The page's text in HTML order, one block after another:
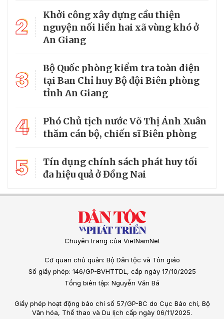
2
Khởi công xây dựng cầu thiện
nguyện nối liền hai xã vùng khó ở
An Giang
3
Bộ Quốc phòng kiểm tra toàn diện
tại Ban Chỉ huy Bộ đội Biên phòng
tỉnh An Giang
4
Phó Chủ tịch nước Võ Thị Ánh Xuân
thăm cán bộ, chiến sĩ Biên phòng
5
Tín dụng chính sách phát huy tối
đa hiệu quả ở Đồng Nai
Chuyên trang của VietNamNet
Cơ quan chủ quản: Bộ Dân tộc và Tôn giáo
Số giấy phép: 146/GP-BVHTTDL, cấp ngày 17/10/2025
Tổng biên tập: Nguyễn Văn Bá
Giấy phép hoạt động báo chí số 57/GP-BC do Cục Báo chí, Bộ
Văn hóa, Thể thao và Du lịch cấp ngày 06/11/2025.